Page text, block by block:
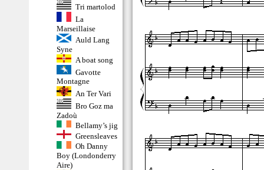
Tri martolod
La
Marseillaise
Auld Lang
Syne
A boat song
Gavotte
Montagne
An Ter Vari
Bro Goz ma
Zadoù
Bellamy’s jig
Greensleaves
Oh Danny
Boy (Londonderry
Aire)